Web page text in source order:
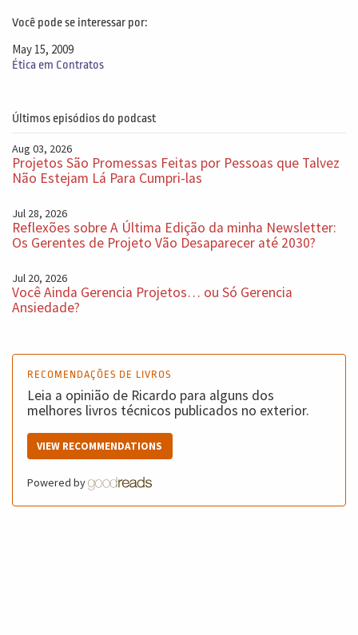
Você pode se interessar por:
May 15, 2009
Ética em Contratos
Últimos episódios do podcast
Aug 03, 2026
Projetos São Promessas Feitas por Pessoas que Talvez
Não Estejam Lá Para Cumpri-las
Jul 28, 2026
Reflexões sobre A Última Edição da minha Newsletter:
Os Gerentes de Projeto Vão Desaparecer até 2030?
Jul 20, 2026
Você Ainda Gerencia Projetos… ou Só Gerencia
Ansiedade?
RECOMENDAÇÕES DE LIVROS
Leia a opinião de Ricardo para alguns dos
melhores livros técnicos publicados no exterior.
VIEW RECOMMENDATIONS
Powered by